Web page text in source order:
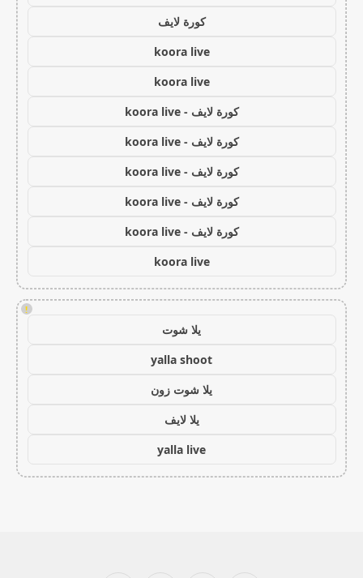
كورة لايف
koora live
koora live
كورة لايف - koora live
كورة لايف - koora live
كورة لايف - koora live
كورة لايف - koora live
كورة لايف - koora live
koora live
!
يلا شوت
yalla shoot
يلا شوت زون
يلا لايف
yalla live